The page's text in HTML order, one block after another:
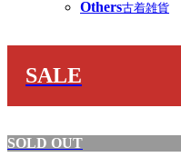
Others古着雑貨
SALE
SOLD OUT